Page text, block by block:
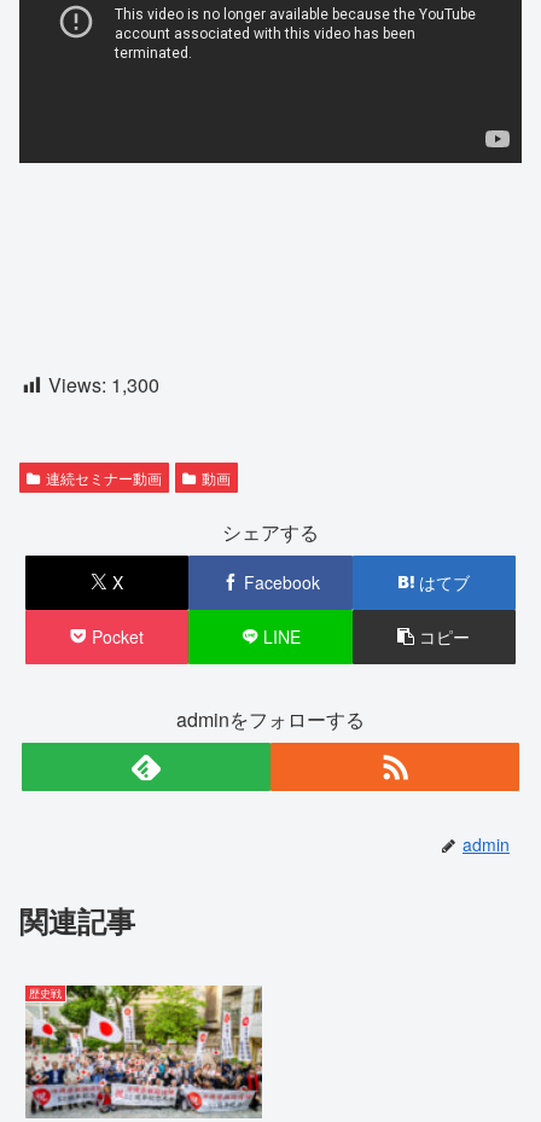
Views: 1,300
連続セミナー動画 動画
シェアする
X Facebook はてブ
Pocket LINE コピー
adminをフォローする
admin
関連記事
歴史戦